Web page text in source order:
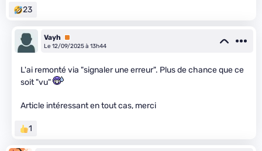
23
Vayh Premium
Le 12/09/2025 à 13h44
L'ai remonté via "signaler une erreur". Plus de chance que ce
soit "vu"
Article intéressant en tout cas, merci
1